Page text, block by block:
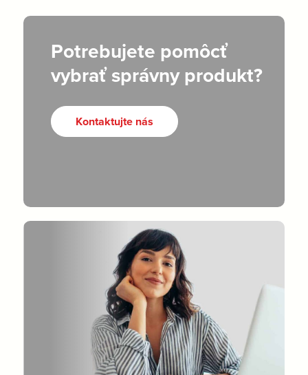
Potrebujete pomôcť
vybrať správny produkt?
Kontaktujte nás